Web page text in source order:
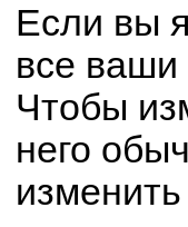
Если вы
все ваши
Чтобы
него